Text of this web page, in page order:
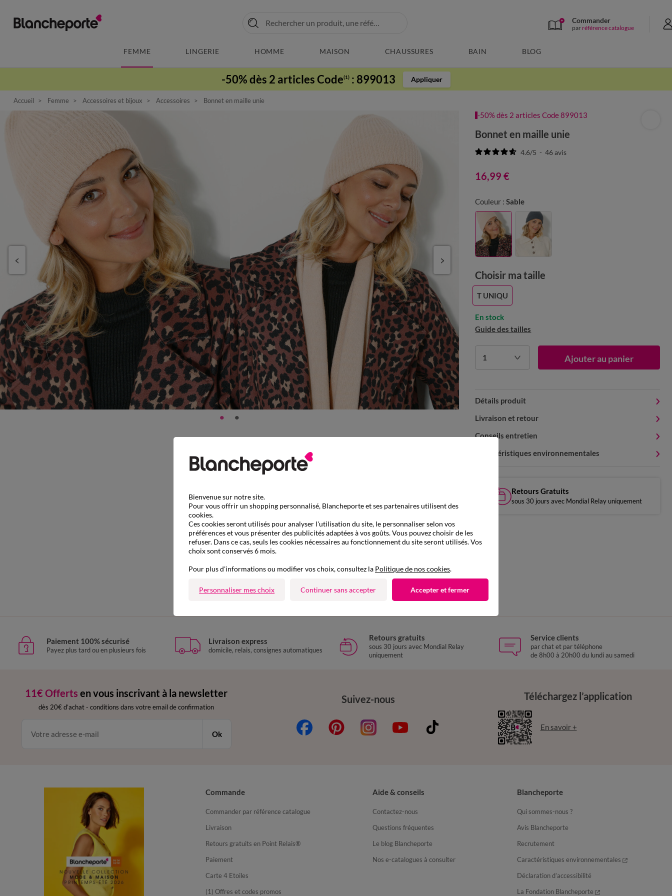
Commander
par référence catalogue
FEMME LINGERIE HOMME MAISON CHAUSSURES BAIN BLOG
-50% dès 2 articles Code(1) : 899013 Appliquer
Accueil Femme Accessoires et bijoux Accessoires Bonnet en maille unie
-50% dès 2 articles Code 899013
Bonnet en maille unie
4.6/5 - 46avis
16,99 €
Couleur : Sable
Choisir ma taille
T UNIQU
Guide des tailles
En stock
1 Ajouter au panier
Détails produit
Livraison et retour
Conseils entretien
Caractéristiques environnementales
Retours Gratuits
sous 30 jours avec Mondial Relay uniquement
D'autres idées d'Accessoires
Paiement 100% sécurisé
Payez plus tard ou en plusieurs fois
Livraison express
domicile, relais, consignes automatiques
Retours gratuits
sous 30 jours avec Mondial Relay
uniquement
Service clients
par chat et par téléphone
de 8h00 à 20h00 du lundi au samedi
11€ Offerts en vous inscrivant à la newsletter
dès 20€ d’achat - conditions dans votre email de confirmation
Ok
Suivez-nous Téléchargez l’application
En savoir +
Commande
Commander par référence catalogue
Livraison
Retours gratuits en Point Relais®
Paiement
Carte 4 Etoiles
(1) Offres et codes promos
Aide & conseils
Contactez-nous
Questions fréquentes
Le blog Blancheporte
Nos e-catalogues à consulter
Blancheporte
Qui sommes-nous ?
Avis Blancheporte
Recrutement
Caractéristiques environnementales
Déclaration d’accessibilité
La Fondation Blancheporte
Bienvenue sur notre site.
Pour vous offrir un shopping personnalisé, Blancheporte et ses partenaires utilisent des
cookies.
Ces cookies seront utilisés pour analyser l'utilisation du site, le personnaliser selon vos
préférences et vous présenter des publicités adaptées à vos goûts. Vous pouvez choisir de les
refuser. Dans ce cas, seuls les cookies nécessaires au fonctionnement du site seront utilisés. Vos
choix sont conservés 6 mois.
Pour plus d'informations ou modifier vos choix, consultez la Politique de nos cookies.
Personnaliser mes choix Continuer sans accepter Accepter et fermer